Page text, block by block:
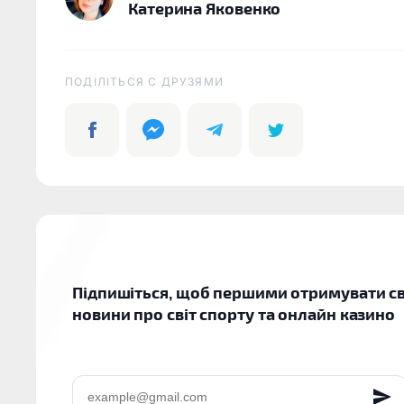
Катерина Яковенко
ПОДІЛІТЬСЯ C ДРУЗЯМИ
Підпишіться, щоб першими отримувати
новини про світ спорту та онлайн казино